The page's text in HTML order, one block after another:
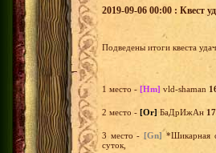
2019-09-06 00:00 : Квест
Подведены итоги квеста
1 место - [Hm] vld-shaman
2 место - [Or] БаДрИжАн17
3 место - [Gn] *Шикарная
суток,